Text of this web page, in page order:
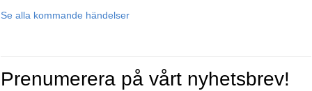
Se alla kommande händelser
Prenumerera på vårt nyhetsbrev!